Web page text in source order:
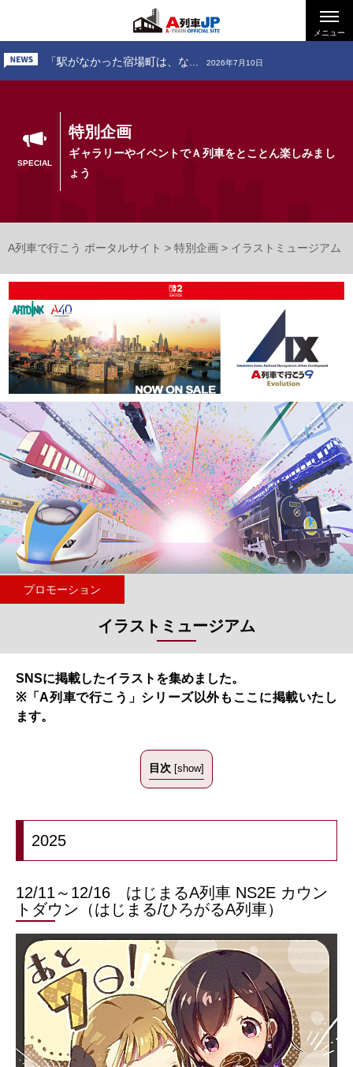
メニュー
「お出かけ、道南いさりび鉄...
「駅がなかった宿場町は、な... 2026年7月10日
「お出かけ、小田急電鉄 ～... 2026年6月26日
SPECIAL
特別企画
ギャラリーやイベントでＡ列車をとことん楽しみまし
ょう
A列車で行こう ポータルサイト > 特別企画 > イラストミュージアム
プロモーション
イラストミュージアム
SNSに掲載したイラストを集めました。
※「A列車で行こう」シリーズ以外もここに掲載いたし
ます。
目次 [show]
2025
12/11～12/16 はじまるA列車 NS2E カウン
トダウン（はじまる/ひろがるA列車）